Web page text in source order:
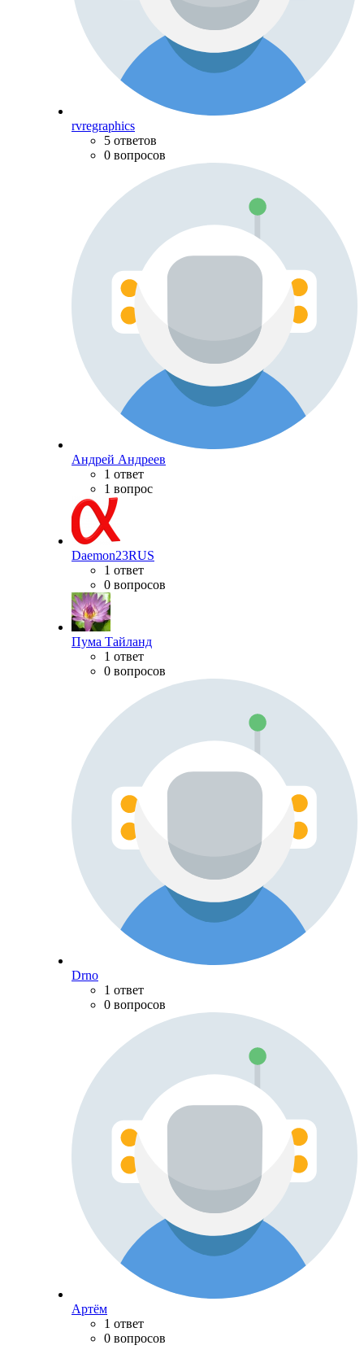
rvregraphics
5 ответов
0 вопросов
Андрей Андреев
1 ответ
1 вопрос
Daemon23RUS
1 ответ
0 вопросов
Пума Тайланд
1 ответ
0 вопросов
Drno
1 ответ
0 вопросов
Артём
1 ответ
0 вопросов